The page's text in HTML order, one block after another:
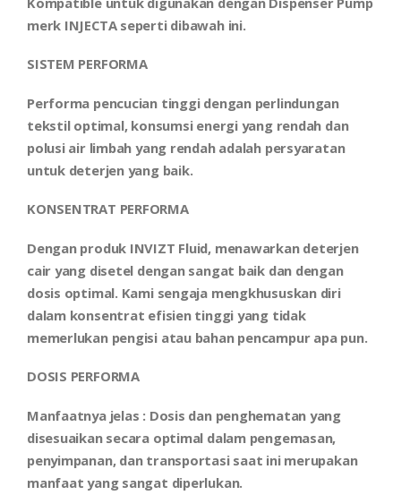
merk INJECTA seperti dibawah ini.
SISTEM PERFORMA
Performa pencucian tinggi dengan perlindungan
tekstil optimal, konsumsi energi yang rendah dan
polusi air limbah yang rendah adalah persyaratan
untuk deterjen yang baik.
KONSENTRAT PERFORMA
Dengan produk INVIZT Fluid, menawarkan deterjen
cair yang disetel dengan sangat baik dan dengan
dosis optimal. Kami sengaja mengkhususkan diri
dalam konsentrat efisien tinggi yang tidak
memerlukan pengisi atau bahan pencampur apa pun.
DOSIS PERFORMA
Manfaatnya jelas : Dosis dan penghematan yang
disesuaikan secara optimal dalam pengemasan,
penyimpanan, dan transportasi saat ini merupakan
manfaat yang sangat diperlukan.